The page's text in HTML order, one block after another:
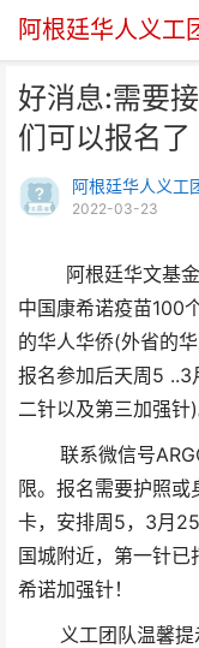
阿根廷华人义工
好消息:需要
们可以报名了
阿根廷华人义工
2022-03-23
阿根廷华文基金
中国康希诺疫苗100
的华人华侨(外省的
报名参加后天周5
二针以及第三加强针)
联系微信号
限。报名需要护照
卡，安排周5，3月
国城附近，第一针已
希诺加强针！
义工团队温馨提
好消息:需要接
的同胞们可以报